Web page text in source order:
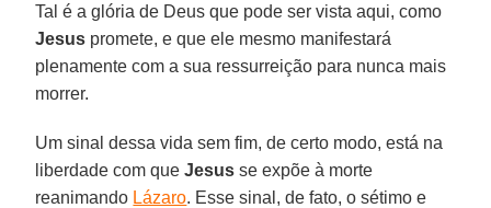
Tal é a glória de Deus que pode ser vista aqui, como
Jesus promete, e que ele mesmo manifestará
plenamente com a sua ressurreição para nunca mais
morrer.
Um sinal dessa vida sem fim, de certo modo, está na
liberdade com queJesus se expõe à morte
reanimando Lázaro. Esse sinal, de fato, o sétimo e